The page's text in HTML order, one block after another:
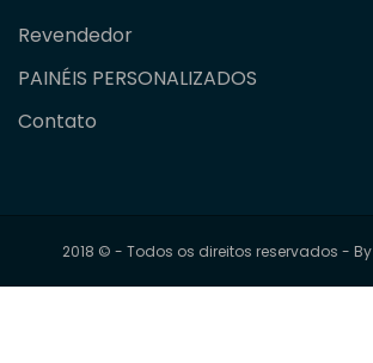
Revendedor
PAINÉIS PERSONALIZADOS
Contato
2018 © - Todos os direitos reservados - By